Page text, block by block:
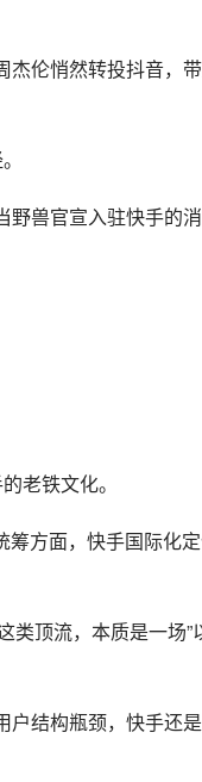
杰伦悄然转投抖音，
野兽官宣入驻快手的
老铁文化。
筹方面，快手国际化
类顶流，本质是一场”
户结构瓶颈，快手还